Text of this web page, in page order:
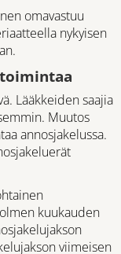
omavastuu
nykyisen
Lääkkeiden saajia
Muutos
annosjakelussa.
kuukauden
viimeisen